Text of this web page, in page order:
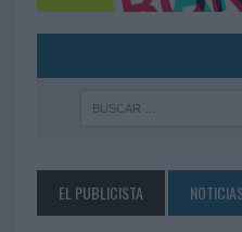
EL PUBLICISTA